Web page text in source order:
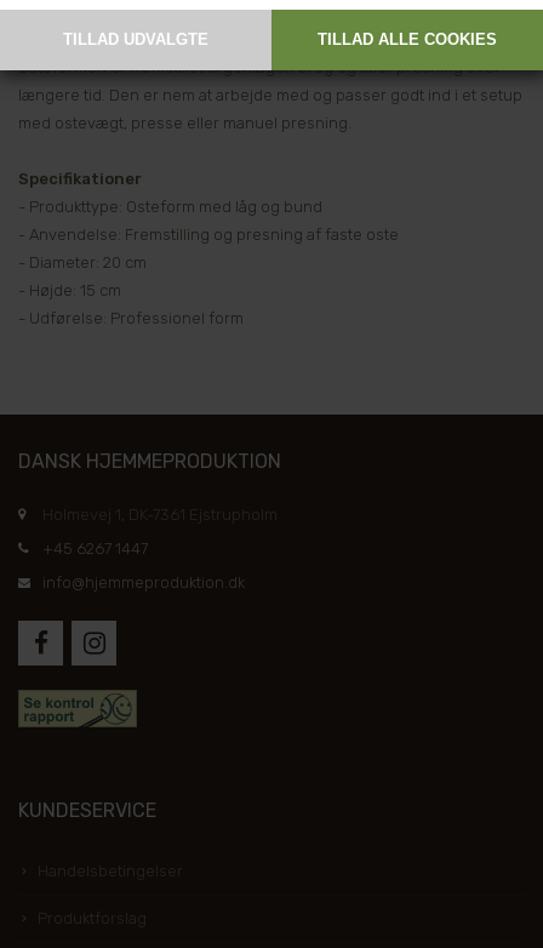
Robust og praktisk i brug
Osteformen er fremstillet til gentagen brug og tåler presning over
længere tid. Den er nem at arbejde med og passer godt ind i et setup
med ostevægt, presse eller manuel presning.
Specifikationer
- Produkttype: Osteform med låg og bund
- Anvendelse: Fremstilling og presning af faste oste
- Diameter: 20 cm
- Højde: 15 cm
- Udførelse: Professionel form
DANSK HJEMMEPRODUKTION
Holmevej 1, DK-7361 Ejstrupholm
+45 6267 1447
info@hjemmeproduktion.dk
KUNDESERVICE
Handelsbetingelser
Produktforslag